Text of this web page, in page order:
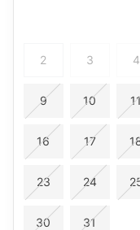
2 3 4
9 10
16 17
23 24
30 31